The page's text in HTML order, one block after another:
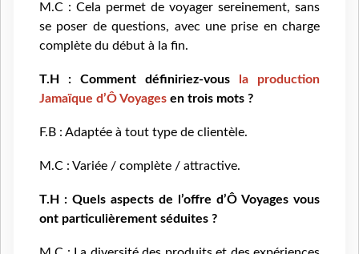
M.C : Cela permet de voyager sereinement, sans
se poser de questions, avec une prise en charge
complète du début à la fin.
T.H : Comment définiriez-vous
la production
Jamaïque d’Ô Voyages en trois mots ?
F.B : Adaptée à tout type de clientèle.
M.C : Variée / complète / attractive.
T.H : Quels aspects de l’offre d’Ô Voyages vous
ont particulièrement séduites ?